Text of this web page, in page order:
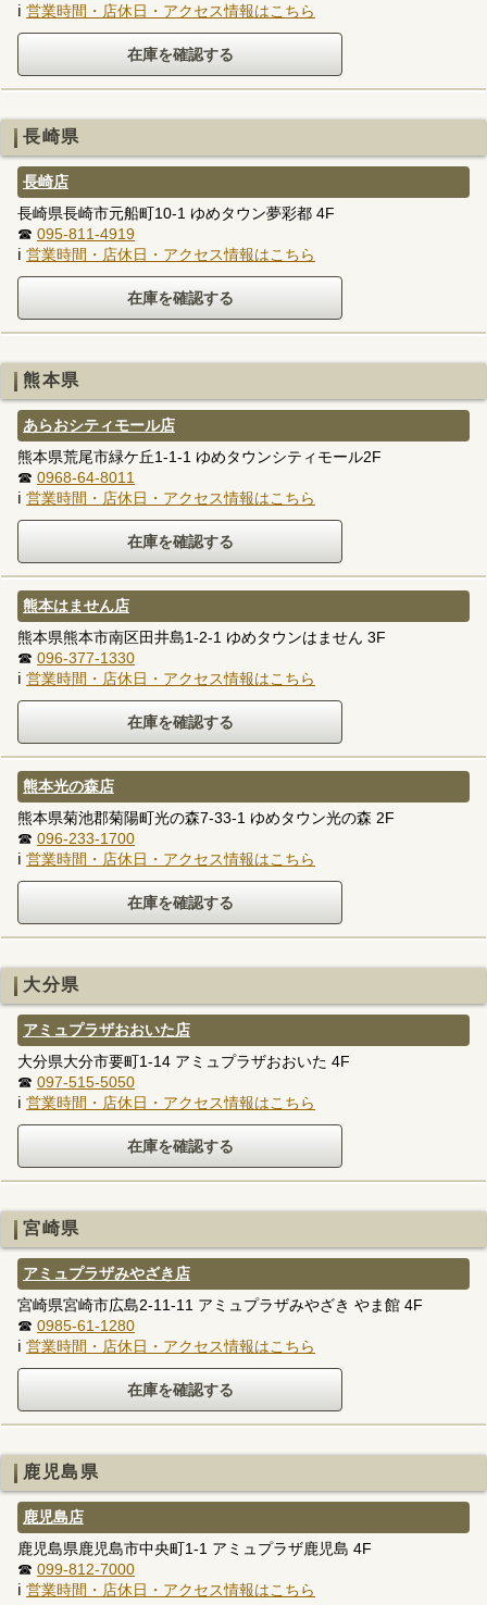
ℹ 営業時間・店休日・アクセス情報はこちら
長崎県
長崎店
長崎県長崎市元船町10-1 ゆめタウン夢彩都 4F
☎ 095-811-4919
ℹ 営業時間・店休日・アクセス情報はこちら
熊本県
あらおシティモール店
熊本県荒尾市緑ケ丘1-1-1 ゆめタウンシティモール2F
☎ 0968-64-8011
ℹ 営業時間・店休日・アクセス情報はこちら
熊本はません店
熊本県熊本市南区田井島1-2-1 ゆめタウンはません 3F
☎ 096-377-1330
ℹ 営業時間・店休日・アクセス情報はこちら
熊本光の森店
熊本県菊池郡菊陽町光の森7-33-1 ゆめタウン光の森 2F
☎ 096-233-1700
ℹ 営業時間・店休日・アクセス情報はこちら
大分県
アミュプラザおおいた店
大分県大分市要町1-14 アミュプラザおおいた 4F
☎ 097-515-5050
ℹ 営業時間・店休日・アクセス情報はこちら
宮崎県
アミュプラザみやざき店
宮崎県宮崎市広島2-11-11 アミュプラザみやざき やま館 4F
☎ 0985-61-1280
ℹ 営業時間・店休日・アクセス情報はこちら
鹿児島県
鹿児島店
鹿児島県鹿児島市中央町1-1 アミュプラザ鹿児島 4F
☎ 099-812-7000
ℹ 営業時間・店休日・アクセス情報はこちら